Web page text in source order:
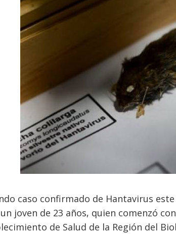
caso confirmado de Hantavirus
joven de 23 años, quien comenzó
de Salud de la Región del